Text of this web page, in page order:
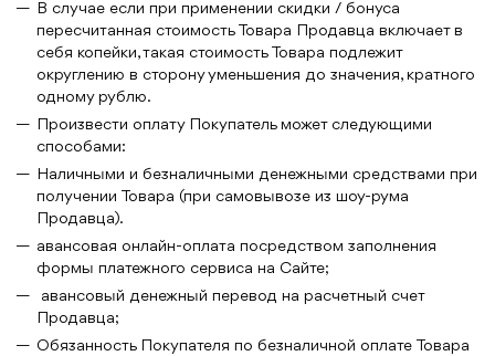
В случае если при применении скидки / бонуса
пересчитанная стоимость Товара Продавца включает в
себя копейки, такая стоимость Товара подлежит
округлению в сторону уменьшения до значения, кратного
одному рублю.
Произвести оплату Покупатель может следующими
способами:
Наличными и безналичными денежными средствами при
получении Товара (при самовывозе из шоу-рума
Продавца).
авансовая онлайн-оплата посредством заполнения
формы платежного сервиса на Сайте;
авансовый денежный перевод на расчетный счет
Продавца;
Обязанность Покупателя по безналичной оплате Товара